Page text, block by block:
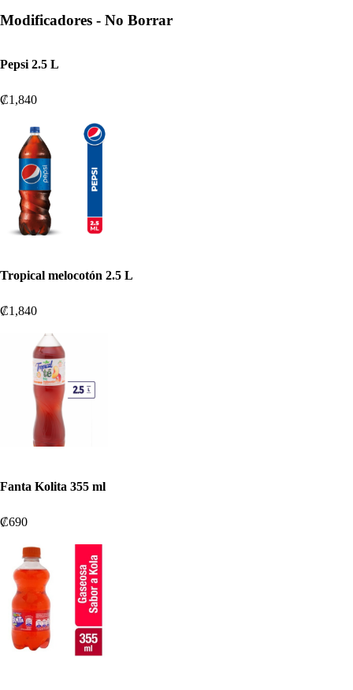
Modificadores - No Borrar
Pepsi 2.5 L
₡1,840
Tropical melocotón 2.5 L
₡1,840
Fanta Kolita 355 ml
₡690